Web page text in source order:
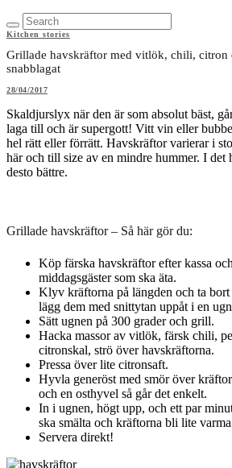
Kitchen stories
Grillade havskräftor med vitlök, chili, citron
snabblagat
28/04/2017
Skaldjurslyx när den är som absolut bäst,
laga till och är supergott! Vitt vin eller
hel rätt eller förrätt. Havskräftor varierar i
här och till size av en mindre hummer. I det
desto bättre.
Grillade havskräftor – Så här gör du:
Köp färska havskräftor efter kassa
middagsgäster som ska äta.
Klyv kräftorna på längden och ta bort
lägg dem med snittytan uppåt i en
Sätt ugnen på 300 grader och grill.
Hacka massor av vitlök, färsk chili,
citronskal, strö över havskräftorna.
Pressa över lite citronsaft.
Hyvla generöst med smör över
och en osthyvel så går det enkelt.
In i ugnen, högt upp, och ett par
ska smälta och kräftorna bli lite
Servera direkt!